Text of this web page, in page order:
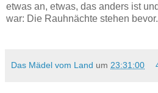
etwas an, etwas, das anders ist
war: Die Rauhnächte stehen bevor.
Das Mädel vom Land um 23:31:00